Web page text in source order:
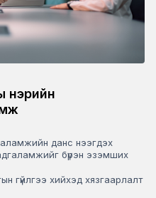
нэрийн
данс нээгдэх
бүрэн эзэмших
гүйлгээ хийхэд хязгаарлалт